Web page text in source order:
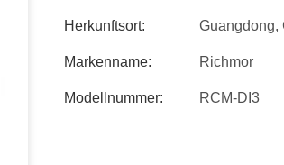
Herkunftsort: Guangdong,
Markenname: Richmor
Modellnummer: RCM-DI3